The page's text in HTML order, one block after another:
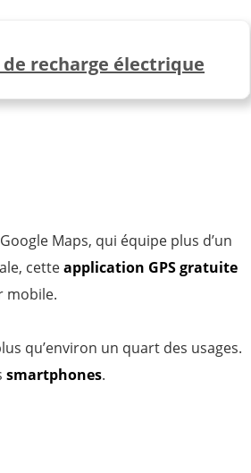
recharge électrique
Maps, qui équipe plus d’un
cetteapplication GPS gratuite
mobile.
qu’environ un quart des usages.
smartphones.